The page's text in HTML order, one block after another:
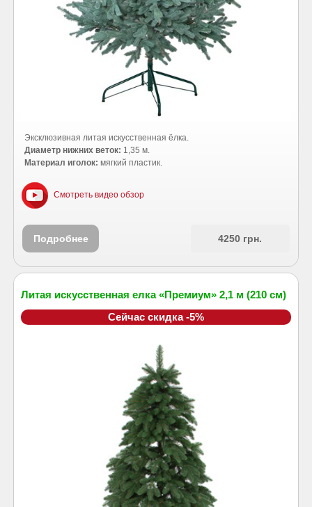
Эксклюзивная литая искусственная ёлка.
Диаметр нижних веток: 1,35 м.
Материал иголок: мягкий пластик.
Смотреть видео обзор
Подробнее 4250 грн.
Литая искусственная елка «Премиум» 2,1 м (210 см)
Сейчас скидка -5%